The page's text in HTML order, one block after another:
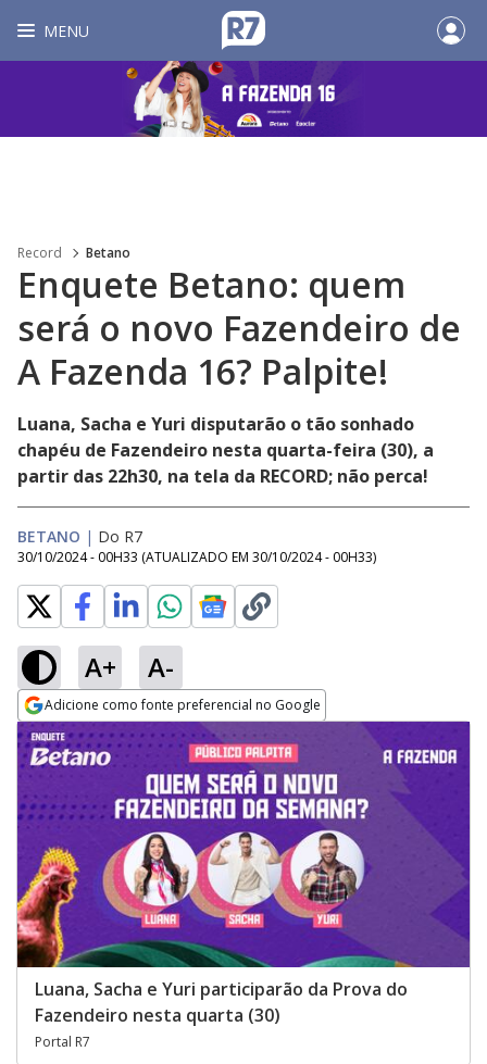
MENU
Record Betano
Enquete Betano: quem
será o novo Fazendeiro de
A Fazenda 16? Palpite!
Luana, Sacha e Yuri disputarão o tão sonhado
chapéu de Fazendeiro nesta quarta-feira (30), a
partir das 22h30, na tela da RECORD; não perca!
BETANO | Do R7
30/10/2024 - 00H33 (ATUALIZADO EM 30/10/2024 - 00H33)
A+ A-
Adicione como fonte preferencial no Google
Opens in new window
Luana, Sacha e Yuri participarão da Prova do
Fazendeiro nesta quarta (30)
Portal R7